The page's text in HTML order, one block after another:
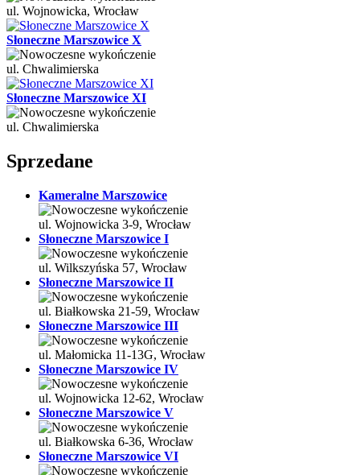
ul. Wojnowicka, Wrocław
Słoneczne Marszowice X
ul. Chwalimierska
Słoneczne Marszowice XI
ul. Chwalimierska
Sprzedane
Kameralne Marszowice
ul. Wojnowicka 3-9, Wrocław
Słoneczne Marszowice I
ul. Wilkszyńska 57, Wrocław
Słoneczne Marszowice II
ul. Białkowska 21-59, Wrocław
Słoneczne Marszowice III
ul. Małomicka 11-13G, Wrocław
Słoneczne Marszowice IV
ul. Wojnowicka 12-62, Wrocław
Słoneczne Marszowice V
ul. Białkowska 6-36, Wrocław
Słoneczne Marszowice VI